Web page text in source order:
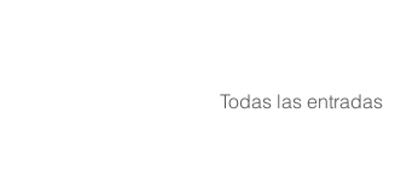
Todas las entradas